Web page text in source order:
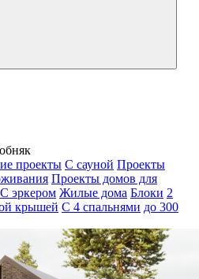
проекты С сауной Проекты
Проекты домов для
С эркером Жилые дома Блоки 2
крышей С 4 спальнями до 300